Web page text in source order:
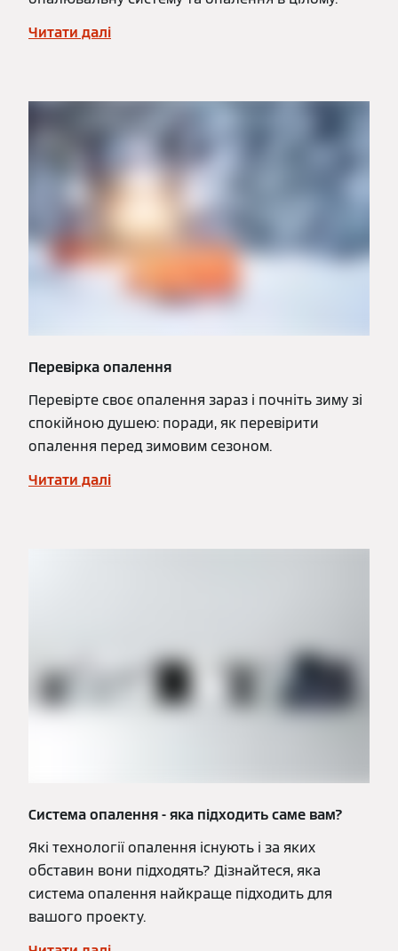
Читати далі
Перевірка опалення
Перевірте своє опалення зараз і почніть зиму зі
спокійною душею: поради, як перевірити
опалення перед зимовим сезоном.
Читати далі
Система опалення - яка підходить саме вам?
Які технології опалення існують і за яких
обставин вони підходять? Дізнайтеся, яка
система опалення найкраще підходить для
вашого проекту.